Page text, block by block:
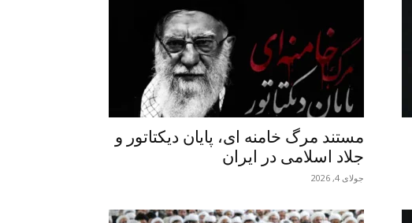
مستند مرگ خامنه ای، پایان دیکتاتور و
جلاد اسلامی در ایران
جولای 4, 2026